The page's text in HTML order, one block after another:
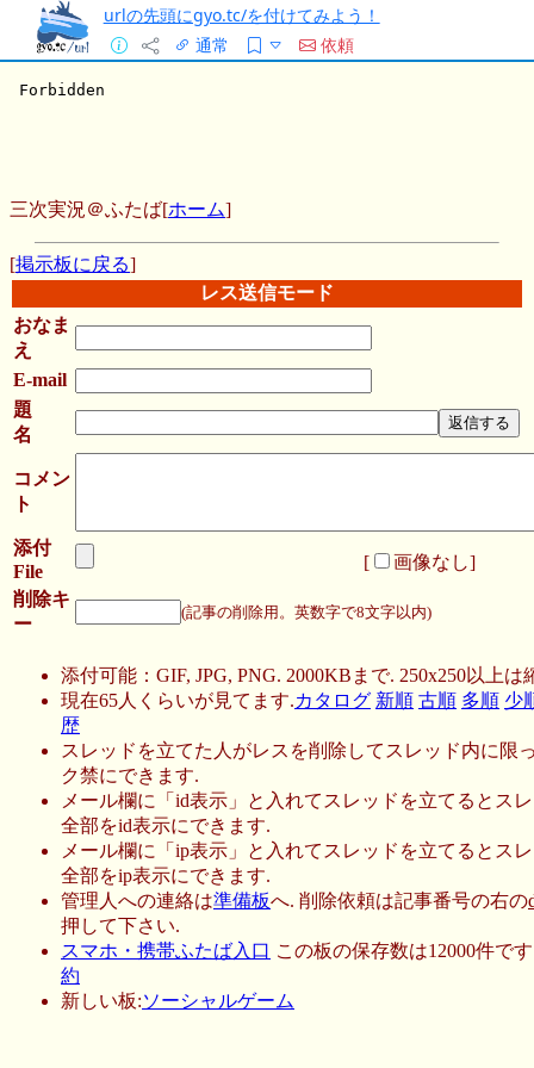
urlの先頭にgyo.tc/を付けてみよう！
通常
依頼